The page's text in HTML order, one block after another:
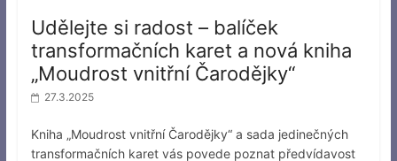
Udělejte si radost – balíček
transformačních karet a nová kniha
„Moudrost vnitřní Čarodějky“
27.3.2025
Kniha „Moudrost vnitřní Čarodějky“ a sada jedinečných
transformačních karet vás povede poznat předvídavost